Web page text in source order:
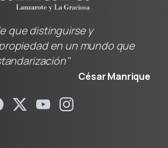
que distinguirse y
en un mundo que
César Manrique